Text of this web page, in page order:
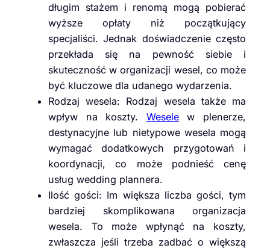
długim stażem i renomą mogą pobierać
wyższe opłaty niż początkujący
specjaliści. Jednak doświadczenie często
przekłada się na pewność siebie i
skuteczność w organizacji wesel, co może
być kluczowe dla udanego wydarzenia.
Rodzaj wesela: Rodzaj wesela także ma
wpływ na koszty. Weselew plenerze,
destynacyjne lub nietypowe wesela mogą
wymagać dodatkowych przygotowań i
koordynacji, co może podnieść cenę
usług wedding plannera.
Ilość gości: Im większa liczba gości, tym
bardziej skomplikowana organizacja
wesela. To może wpłynąć na koszty,
zwłaszcza jeśli trzeba zadbać o większą